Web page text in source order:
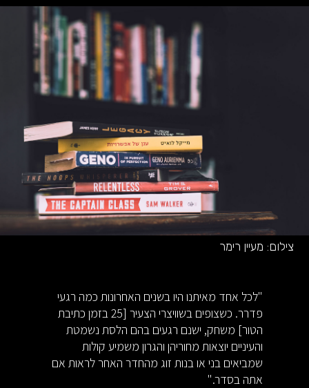
צילום: מעיין רימר
"לכל אחד מאיתנו היו בשנים האחרונות כמה רגעי
פדרר. כשצופים בשוויצרי הצעיר [25 בזמן כתיבת
הטור] משחק, ישנם רגעים בהם הלסת נשמטת
והעיניים יוצאות מחוריהן והגרון משמיע קולות
שמביאים בני או בנות זוג מהחדר האחר לראות אם
אתה בסדר."